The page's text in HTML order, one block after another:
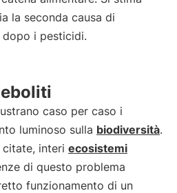
la seconda causa di
dopo i pesticidi.
caso per caso i
luminoso sulla biodiversità.
citate, interi ecosistemi
di questo problema
funzionamento di un